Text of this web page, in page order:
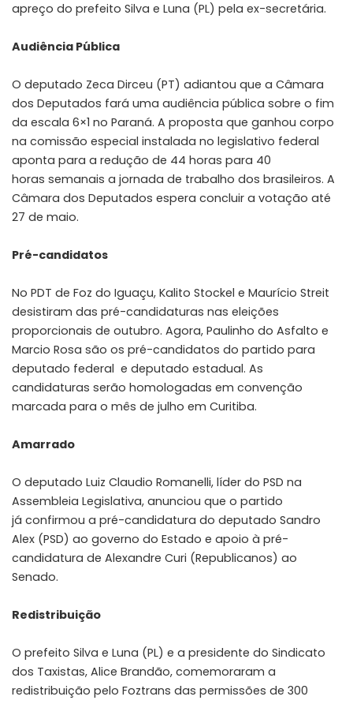
apreço do prefeito Silva e Luna (PL) pela ex-secretária.
Audiência Pública
O deputado Zeca Dirceu (PT) adiantou que a Câmara
dos Deputados fará uma audiência pública sobre o fim
da escala 6×1 no Paraná. A proposta que ganhou corpo
na comissão especial instalada no legislativo federal
aponta para a redução de 44 horas para 40
horas semanais a jornada de trabalho dos brasileiros. A
Câmara dos Deputados espera concluir a votação até
27 de maio.
Pré-candidatos
No PDT de Foz do Iguaçu, Kalito Stockel e Maurício Streit
desistiram das pré-candidaturas nas eleições
proporcionais de outubro. Agora, Paulinho do Asfalto e
Marcio Rosa são os pré-candidatos do partido para
deputado federal e deputado estadual. As
candidaturas serão homologadas em convenção
marcada para o mês de julho em Curitiba.
Amarrado
O deputado Luiz Claudio Romanelli, líder do PSD na
Assembleia Legislativa, anunciou que o partido
já confirmou a pré-candidatura do deputado Sandro
Alex (PSD) ao governo do Estado e apoio à pré-
candidatura de Alexandre Curi (Republicanos) ao
Senado.
Redistribuição
O prefeito Silva e Luna (PL) e a presidente do Sindicato
dos Taxistas, Alice Brandão, comemoraram a
redistribuição pelo Foztrans das permissões de 300